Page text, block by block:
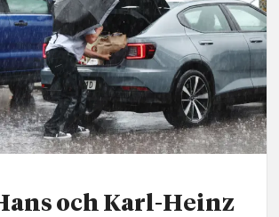
och Karl-Heinz